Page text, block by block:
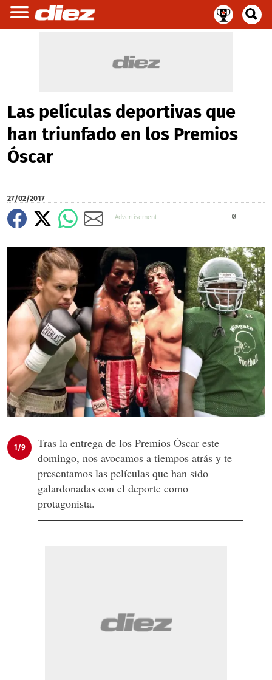
Las películas deportivas que
han triunfado en los Premios
Óscar
27/02/2017
1/9
Tras la entrega de los Premios Óscar este
domingo, nos avocamos a tiempos atrás y te
presentamos las películas que han sido
galardonadas con el deporte como
protagonista.
X